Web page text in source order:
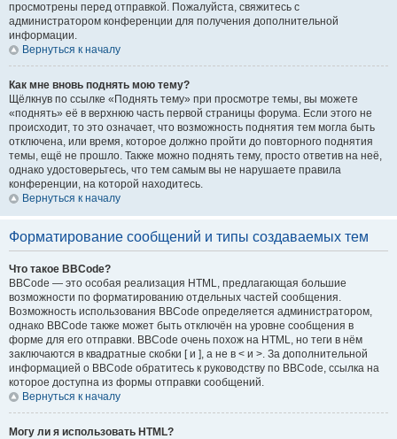
просмотрены перед отправкой. Пожалуйста, свяжитесь с
администратором конференции для получения дополнительной
информации.
Вернуться к началу
Как мне вновь поднять мою тему?
Щёлкнув по ссылке «Поднять тему» при просмотре темы, вы можете
«поднять» её в верхнюю часть первой страницы форума. Если этого не
происходит, то это означает, что возможность поднятия тем могла быть
отключена, или время, которое должно пройти до повторного поднятия
темы, ещё не прошло. Также можно поднять тему, просто ответив на неё,
однако удостоверьтесь, что тем самым вы не нарушаете правила
конференции, на которой находитесь.
Вернуться к началу
Форматирование сообщений и типы создаваемых тем
Что такое BBCode?
BBCode — это особая реализация HTML, предлагающая большие
возможности по форматированию отдельных частей сообщения.
Возможность использования BBCode определяется администратором,
однако BBCode также может быть отключён на уровне сообщения в
форме для его отправки. BBCode очень похож на HTML, но теги в нём
заключаются в квадратные скобки [ и ], а не в < и >. За дополнительной
информацией о BBCode обратитесь к руководству по BBCode, ссылка на
которое доступна из формы отправки сообщений.
Вернуться к началу
Могу ли я использовать HTML?